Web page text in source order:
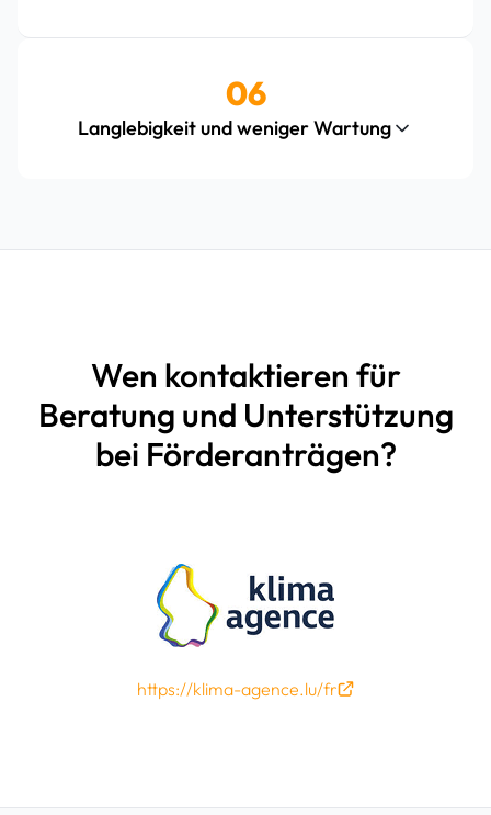
06
Langlebigkeit und weniger Wartung
Wen kontaktieren für
Beratung und Unterstützung
bei Förderanträgen?
https://klima-agence.lu/fr